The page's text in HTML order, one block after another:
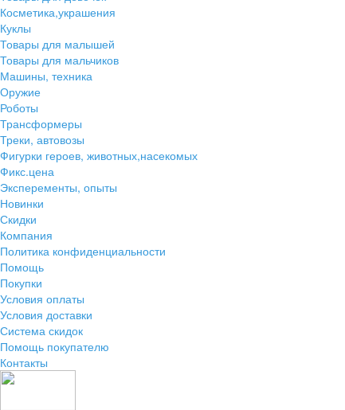
Косметика,украшения
Куклы
Товары для малышей
Товары для мальчиков
Машины, техника
Оружие
Роботы
Трансформеры
Треки, автовозы
Фигурки героев, животных,насекомых
Фикс.цена
Эксперементы, опыты
Новинки
Скидки
Компания
Политика конфиденциальности
Помощь
Покупки
Условия оплаты
Условия доставки
Система скидок
Помощь покупателю
Контакты